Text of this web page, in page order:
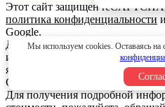
Этот сайт защищен
политика конфиденциальности и
Google.
Данный интернет сайт носит
информационный характер и
является публичной офертой,
Статьи 437 (2) Гражданского
Для получения подробной
Мы используем cookies. Оставаясь на